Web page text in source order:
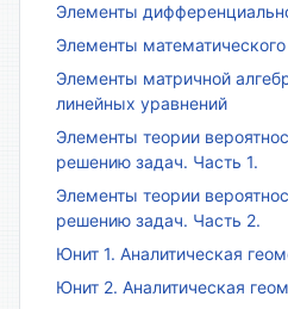
Элементы
Элементы математического
Элементы матричной
линейных уравнений
Элементы теории
решению задач. Часть 1.
Элементы теории
решению задач. Часть 2.
Юнит 1. Аналитическая
Юнит 2. Аналитическая